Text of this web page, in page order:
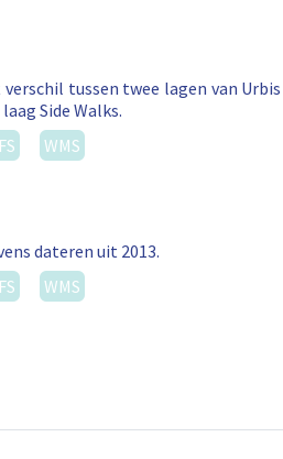
tussen twee lagen van Urbis
Side Walks.
WMS
dateren uit 2013.
WMS